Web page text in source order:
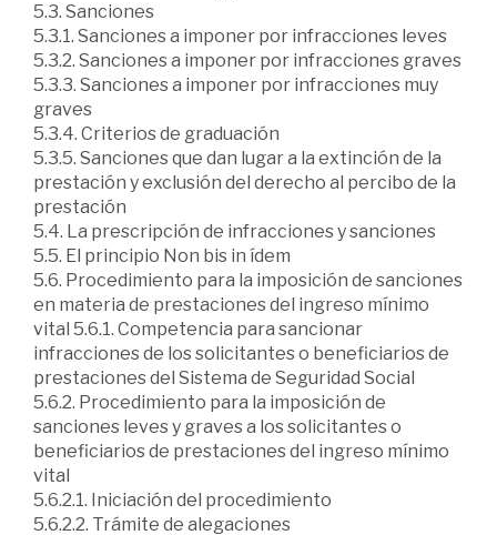
5.3. Sanciones
5.3.1. Sanciones a imponer por infracciones leves
5.3.2. Sanciones a imponer por infracciones graves
5.3.3. Sanciones a imponer por infracciones muy
graves
5.3.4. Criterios de graduación
5.3.5. Sanciones que dan lugar a la extinción de la
prestación y exclusión del derecho al percibo de la
prestación
5.4. La prescripción de infracciones y sanciones
5.5. El principio Non bis in ídem
5.6. Procedimiento para la imposición de sanciones
en materia de prestaciones del ingreso mínimo
vital 5.6.1. Competencia para sancionar
infracciones de los solicitantes o beneficiarios de
prestaciones del Sistema de Seguridad Social
5.6.2. Procedimiento para la imposición de
sanciones leves y graves a los solicitantes o
beneficiarios de prestaciones del ingreso mínimo
vital
5.6.2.1. Iniciación del procedimiento
5.6.2.2. Trámite de alegaciones